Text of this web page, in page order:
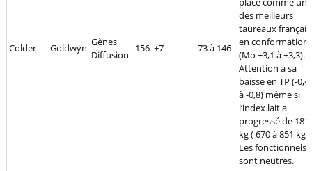
Colder Goldwyn Gènes
Diffusion
156 +7 73 à 146
des meilleurs
taureaux français
en conformation
(Mo +3,1 à +3,3).
Attention à sa
baisse en TP (-0,4
à -0,8) même si
l’index lait a
progressé de 181
kg ( 670 à 851 kg).
Les fonctionnels
sont neutres.